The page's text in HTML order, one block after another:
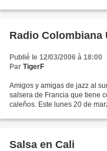
Radio Colombiana
Publié le 12/03/2006 à 18:00
Par TigerF
Amigos y amigas de jazz al
salsera de Francia que tiene
caleños. Este lunes 20 de
Salsa en Cali